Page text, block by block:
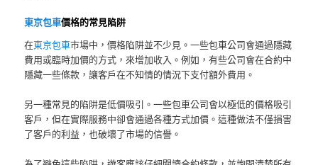
東京包車價格的常見陷阱
在東京包車市場中，價格陷阱並不少見。一些包車公司會通過隱藏
費用或臨時加價的方式，來增加收入。例如，有些公司會在合約中
隱藏一些條款，讓客戶在不知情的情況下支付額外費用。
另一種常見的陷阱是低價吸引。一些包車公司會以極低的價格吸引
客戶，但在實際服務中卻會通過各種方式加價。這種做法不僅損害
了客戶的利益，也破壞了市場的信譽。